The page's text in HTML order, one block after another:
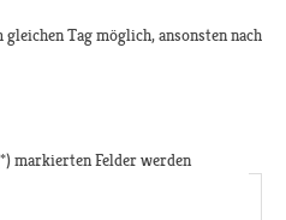
Tag möglich, ansonsten nach
markierten Felder werden